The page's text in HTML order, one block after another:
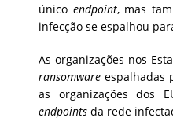
único endpoint, mas
infecção se espalhou
As organizações nos
ransomware espalhadas
as organizações dos
endpoints da rede